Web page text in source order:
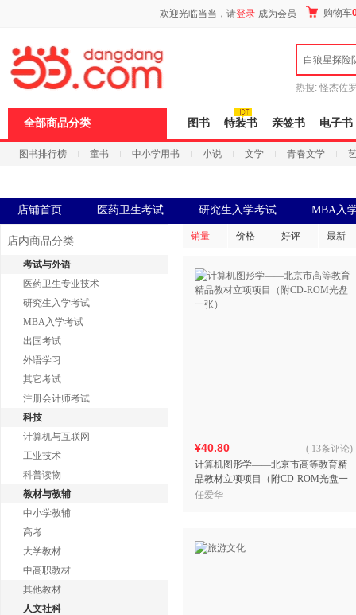
欢迎光临当当，请登录 成为会员 购物车
白狼星探险
热搜: 怪杰佐
全部商品分类 图书 特装书 亲签书 电子书
图书排行榜 童书 中小学用书 小说 文学 青春文学
店铺首页 医药卫生考试 研究生入学考试 MBA入
店内商品分类
考试与外语
医药卫生专业技术
研究生入学考试
MBA入学考试
出国考试
外语学习
其它考试
注册会计师考试
科技
计算机与互联网
工业技术
科普读物
教材与教辅
中小学教辅
高考
大学教材
中高职教材
其他教材
人文社科
销量 价格 好评 最新
¥40.80
计算机图形学——北京市高等教育精
品教材立项项目（附CD-ROM光盘一
张）
( 13条评论)
任爱华
页
浪
键
打